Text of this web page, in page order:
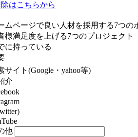
はこちらから
ムページで良い人材を採用する7つの
様満足度を上げる7つのプロジェクト
に持っている
サイト(Google・yahoo等)
介
他